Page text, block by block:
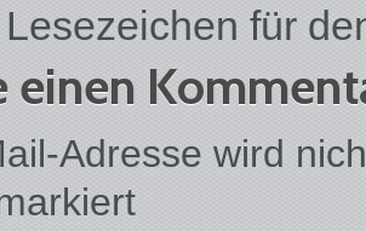
für
einen
Adresse wird